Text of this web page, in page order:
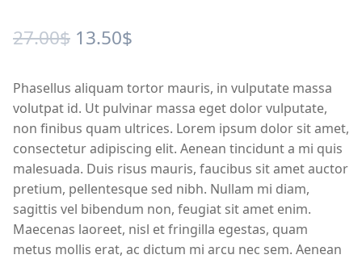
27.00$ Original
was:
27.00$.
13.50$
is:
13.50$.
Phasellus aliquam tortor mauris, in vulputate massa
volutpat id. Ut pulvinar massa eget dolor vulputate,
non finibus quam ultrices. Lorem ipsum dolor sit amet,
consectetur adipiscing elit. Aenean tincidunt a mi quis
malesuada. Duis risus mauris, faucibus sit amet auctor
pretium, pellentesque sed nibh. Nullam mi diam,
sagittis vel bibendum non, feugiat sit amet enim.
Maecenas laoreet, nisl et fringilla egestas, quam
metus mollis erat, ac dictum mi arcu nec sem. Aenean